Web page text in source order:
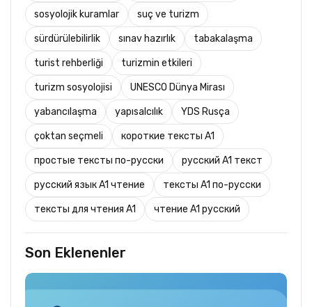
sosyolojik kuramlar suç ve turizm
sürdürülebilirlik sınav hazırlık tabakalaşma
turist rehberliği turizmin etkileri
turizm sosyolojisi UNESCO Dünya Mirası
yabancılaşma yapısalcılık YDS Rusça
çoktan seçmeli короткие тексты A1
простые тексты по-русски русский A1 текст
русский язык A1 чтение тексты A1 по-русски
тексты для чтения A1 чтение A1 русский
Son Eklenenler